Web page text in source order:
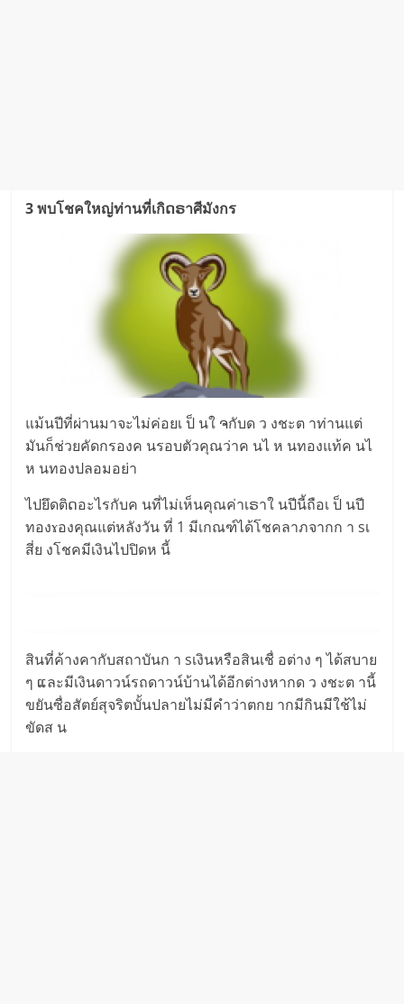
3 พบโชคใหญ่ท่านที่เกิດຣาศีมังกร
แม้นปีที่ผ่านมาจะไม่ค่อยเ ป็ นใ ຈกับด ว งชะต าท่านแต่
มันก็ช่วยคัดกรองค นรอบตัวคุณว่าค นไ ห นทองแท้ค นไ
ห นทองปลอมอย่า
ไปยึดติດอะไรกับค นที่ไม่เห็นคุณค่าเຣาใ นปีนี้ถือเ ป็ นปี
ทองɤองคุณแต่หลังวัน ที่ 1 มีเกณฑ์ได้โชคลาภจากก า sเ
สี่ย งโชคมีเงินไปปิดห นี้
สินที่ค้างคากับสถาบันก า sเงินหรือสินเชื่ อต่าง ๆ ได้สบาย
ๆ ແละมีเงินดาวน์รถดาวน์บ้านได้อีกต่างหากด ว งชะต านี้
ขยันซื่อสัตย์สุจริตบั้นปลายไม่มีคำว่าตกย ากมีกินมีใช้ไม่
ขัดส น